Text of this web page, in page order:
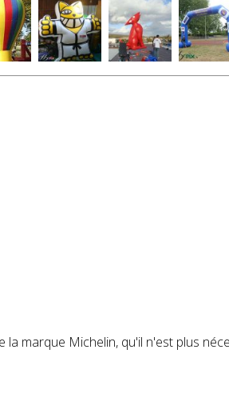
la marque Michelin, qu'il n'est plus